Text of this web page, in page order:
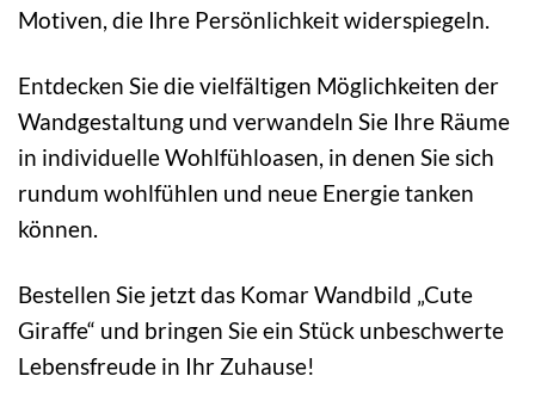
Motiven, die Ihre Persönlichkeit widerspiegeln.
Entdecken Sie die vielfältigen Möglichkeiten der
Wandgestaltung und verwandeln Sie Ihre Räume
in individuelle Wohlfühloasen, in denen Sie sich
rundum wohlfühlen und neue Energie tanken
können.
Bestellen Sie jetzt das Komar Wandbild „Cute
Giraffe“ und bringen Sie ein Stück unbeschwerte
Lebensfreude in Ihr Zuhause!